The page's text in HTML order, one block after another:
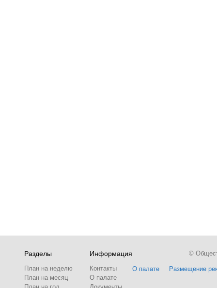
Разделы
План на неделю
План на месяц
Информация
Контакты
О палате
О палате Размещение
©